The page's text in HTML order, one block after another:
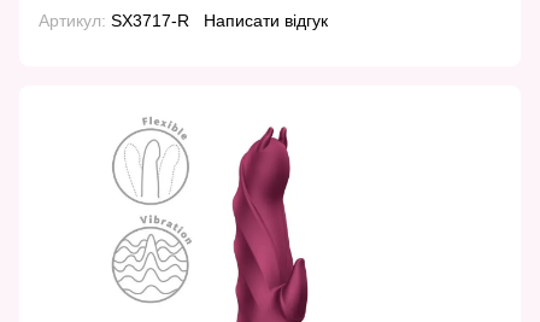
Артикул: SX3717-R Написати відгук